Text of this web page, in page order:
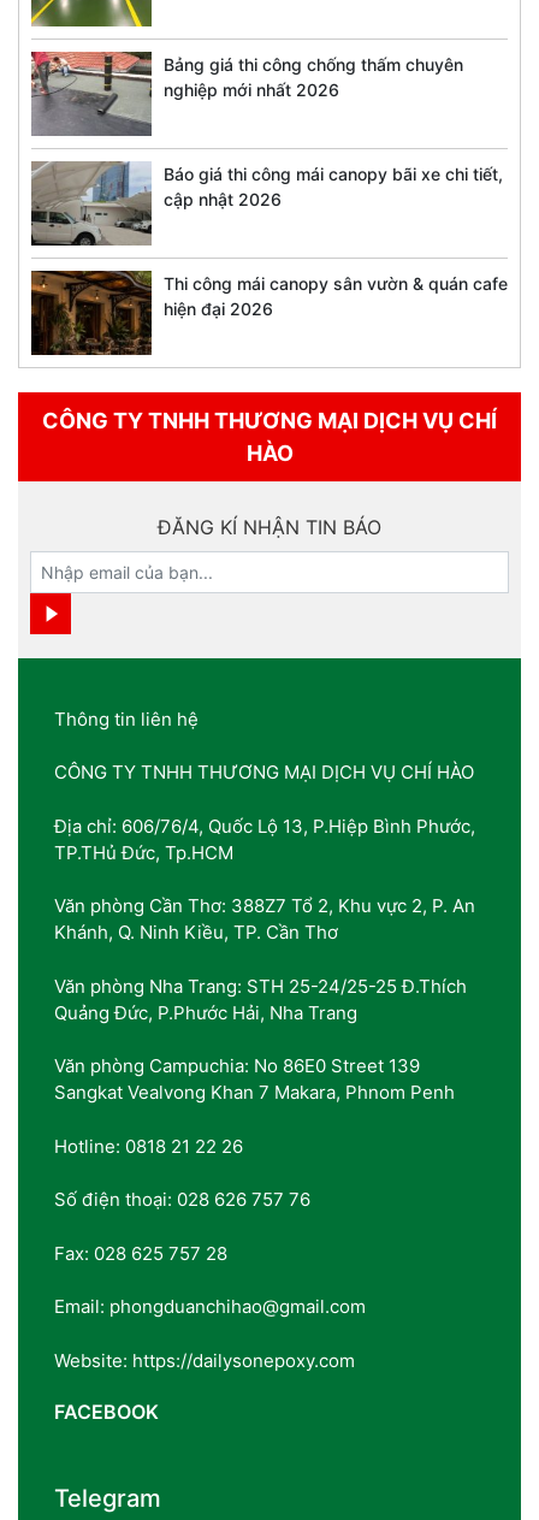
Bảng giá thi công chống thấm chuyên
nghiệp mới nhất 2026
Báo giá thi công mái canopy bãi xe chi tiết,
cập nhật 2026
Thi công mái canopy sân vườn & quán cafe
hiện đại 2026
CÔNG TY TNHH THƯƠNG MẠI DỊCH VỤ CHÍ
HÀO
ĐĂNG KÍ NHẬN TIN BÁO
Thông tin liên hệ
CÔNG TY TNHH THƯƠNG MẠI DỊCH VỤ CHÍ HÀO
Địa chỉ: 606/76/4, Quốc Lộ 13, P.Hiệp Bình Phước,
TP.THủ Đức, Tp.HCM
Văn phòng Cần Thơ: 388Z7 Tổ 2, Khu vực 2, P. An
Khánh, Q. Ninh Kiều, TP. Cần Thơ
Văn phòng Nha Trang: STH 25-24/25-25 Đ.Thích
Quảng Đức, P.Phước Hải, Nha Trang
Văn phòng Campuchia: No 86E0 Street 139
Sangkat Vealvong Khan 7 Makara, Phnom Penh
Hotline: 0818 21 22 26
Số điện thoại: 028 626 757 76
Fax: 028 625 757 28
Email: phongduanchihao@gmail.com
Website: https://dailysonepoxy.com
FACEBOOK
Telegram